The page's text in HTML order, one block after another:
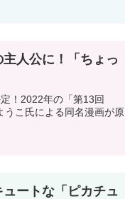
人公に！「ちょっ
！2022年の「第13回
うこ氏による同名漫画が原
ートな「ピカチュ